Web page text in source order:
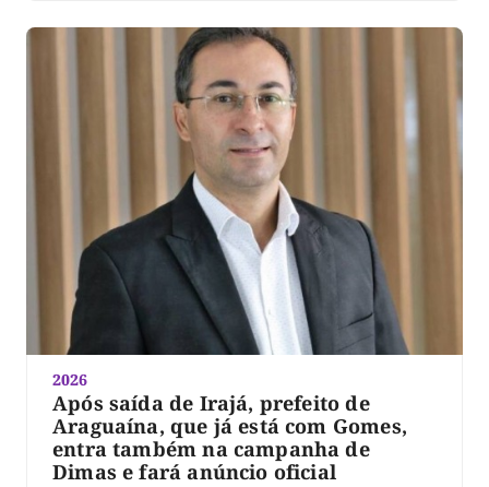
2026
Após saída de Irajá, prefeito de
Araguaína, que já está com Gomes,
entra também na campanha de
Dimas e fará anúncio oficial